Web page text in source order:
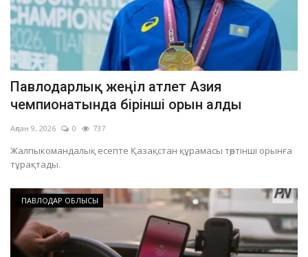
Павлодарлық жеңіл атлет Азия
чемпионатында бірінші орын алды
Ақпан 9, 2026 0 737
Жалпыкомандалық есепте Қазақстан құрамасы төртінші орынға
тұрақтады.
ПАВЛОДАР ОБЛЫСЫ